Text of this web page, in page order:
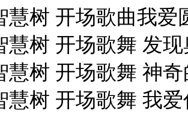
慧树 开场歌曲我爱
慧树 开场歌舞 发现
慧树 开场歌舞 神奇
慧树 开场歌舞 我